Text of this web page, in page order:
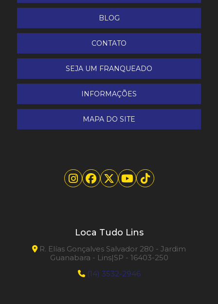
BLOG
CONTATO
SEJA UM FRANQUEADO
INFORMAÇÕES
MAPA DO SITE
Loca Tudo Lins
R. Elías Gonçalves Salvador 280 - Jardim
Guanabara - Lins|SP - 16403-250
(14) 3532-2946